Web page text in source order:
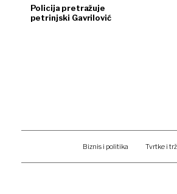
Policija pretražuje
petrinjski Gavrilović
Biznis i politika Tvrtke i